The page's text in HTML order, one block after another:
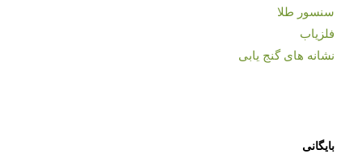
سنسور طلا
فلزیاب
نشانه های گنج یابی
بایگانی